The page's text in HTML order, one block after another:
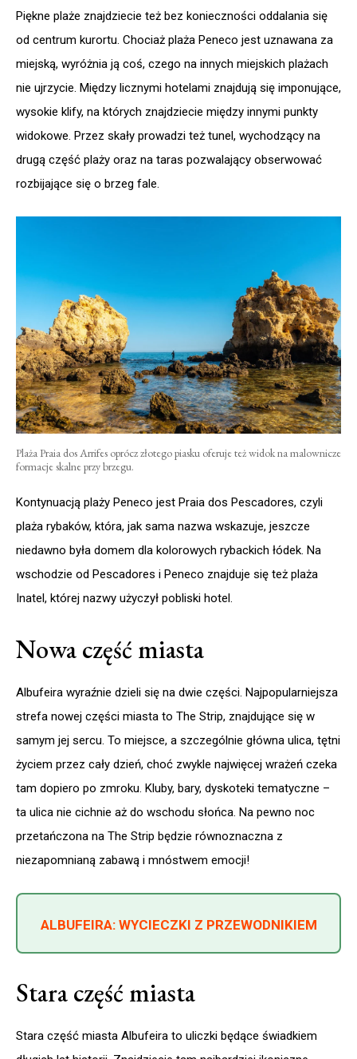
Piękne plaże znajdziecie też bez konieczności oddalania się
od centrum kurortu. Chociaż plaża Peneco jest uznawana za
miejską, wyróżnia ją coś, czego na innych miejskich plażach
nie ujrzycie. Między licznymi hotelami znajdują się imponujące,
wysokie klify, na których znajdziecie między innymi punkty
widokowe. Przez skały prowadzi też tunel, wychodzący na
drugą część plaży oraz na taras pozwalający obserwować
rozbijające się o brzeg fale.
Plaża Praia dos Arrifes oprócz złotego piasku oferuje też widok na malownicze
formacje skalne przy brzegu.
Kontynuacją plaży Peneco jest Praia dos Pescadores, czyli
plaża rybaków, która, jak sama nazwa wskazuje, jeszcze
niedawno była domem dla kolorowych rybackich łódek. Na
wschodzie od Pescadores i Peneco znajduje się też plaża
Inatel, której nazwy użyczył pobliski hotel.
Nowa część miasta
Albufeira wyraźnie dzieli się na dwie części. Najpopularniejsza
strefa nowej części miasta to The Strip, znajdujące się w
samym jej sercu. To miejsce, a szczególnie główna ulica, tętni
życiem przez cały dzień, choć zwykle najwięcej wrażeń czeka
tam dopiero po zmroku. Kluby, bary, dyskoteki tematyczne –
ta ulica nie cichnie aż do wschodu słońca. Na pewno noc
przetańczona na The Strip będzie równoznaczna z
niezapomnianą zabawą i mnóstwem emocji!
ALBUFEIRA: WYCIECZKI Z PRZEWODNIKIEM
Stara część miasta
Stara część miasta Albufeira to uliczki będące świadkiem